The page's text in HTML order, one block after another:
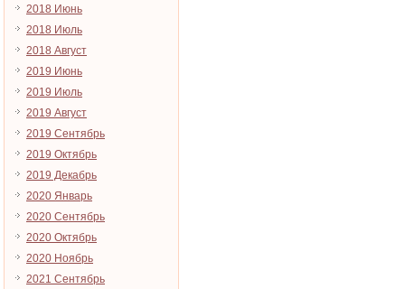
2018 Июнь
2018 Июль
2018 Август
2019 Июнь
2019 Июль
2019 Август
2019 Сентябрь
2019 Октябрь
2019 Декабрь
2020 Январь
2020 Сентябрь
2020 Октябрь
2020 Ноябрь
2021 Сентябрь